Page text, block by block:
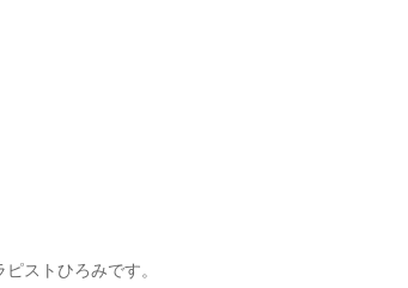
ストひろみです。